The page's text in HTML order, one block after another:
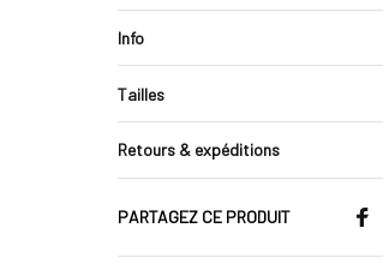
Info
Tailles
Retours & expéditions
PARTAGEZ CE PRODUIT